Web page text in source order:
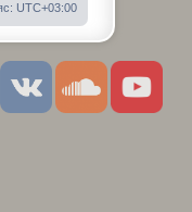
UTC+03:00
R
S
S
u
Y
u